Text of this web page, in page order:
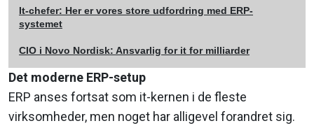
It-chefer: Her er vores store udfordring med ERP-
systemet
CIO i Novo Nordisk: Ansvarlig for it for milliarder
Det moderne ERP-setup
ERP anses fortsat som it-kernen i de fleste
virksomheder, men noget har alligevel forandret sig.